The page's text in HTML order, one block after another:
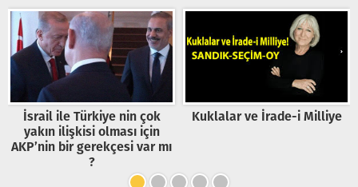
İsrail ile Türkiye nin çok
yakın ilişkisi olması için
AKP’nin bir gerekçesi var mı
?
Kuklalar ve İrade-i Milliye